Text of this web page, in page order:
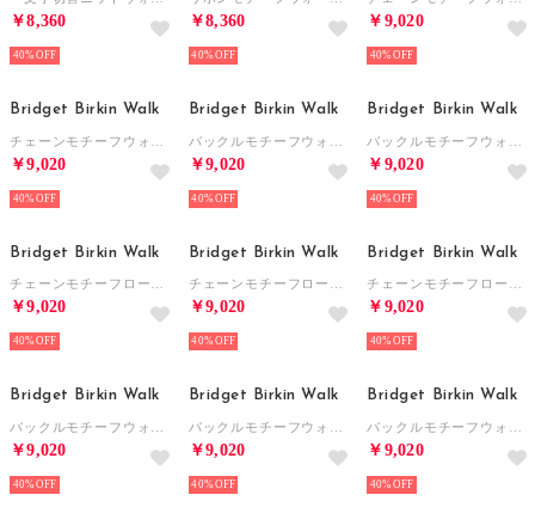
￥8,360
40%
￥8,360
40%
￥9,020
40%
Bridget Birkin Walk
￥9,020
40%
Bridget Birkin Walk
￥9,020
40%
Bridget Birkin Walk
￥9,020
40%
Bridget Birkin Walk
￥9,020
40%
Bridget Birkin Walk
￥9,020
40%
Bridget Birkin Walk
￥9,020
40%
Bridget Birkin Walk
￥9,020
40%
Bridget Birkin Walk
￥9,020
40%
Bridget Birkin Walk
￥9,020
40%